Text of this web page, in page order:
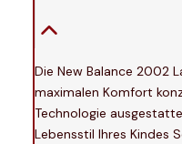
Die New Balance 2002
maximalen Komfort
Technologie
Lebensstil Ihres Kindes